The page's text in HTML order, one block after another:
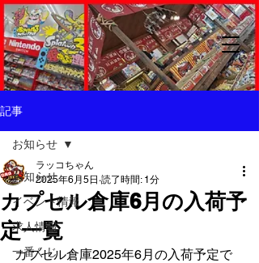
記事
お知らせ
イベント情報
求人情報
一番くじ
お知らせ
カプセル倉庫6月の入荷予
定一覧
ラッコちゃん
2025年6月5日 読了時間: 1分
カプセル倉庫2025年6月の入荷予定で